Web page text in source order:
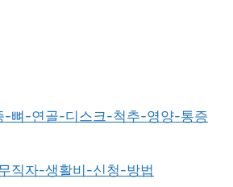
-뼈-연골-디스크-척추-영양-통증
직자-생활비-신청-방법